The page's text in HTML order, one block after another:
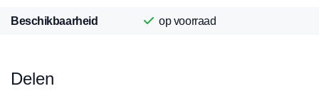
Beschikbaarheid op voorraad
Delen